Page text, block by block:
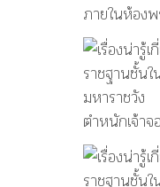
ภายในห้องพ
ตำหนักเจ้า